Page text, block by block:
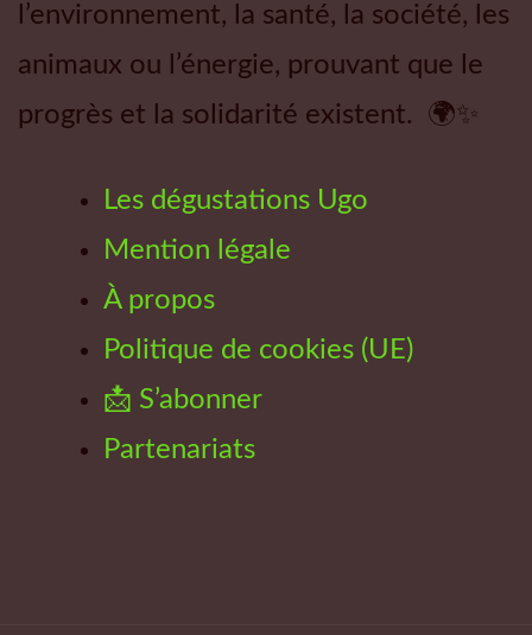
l’environnement, la santé, la société, les
animaux ou l’énergie, prouvant que le
progrès et la solidarité existent. 🌍✨
Les dégustations Ugo
Mention légale
À propos
Politique de cookies (UE)
📩 S’abonner
Partenariats